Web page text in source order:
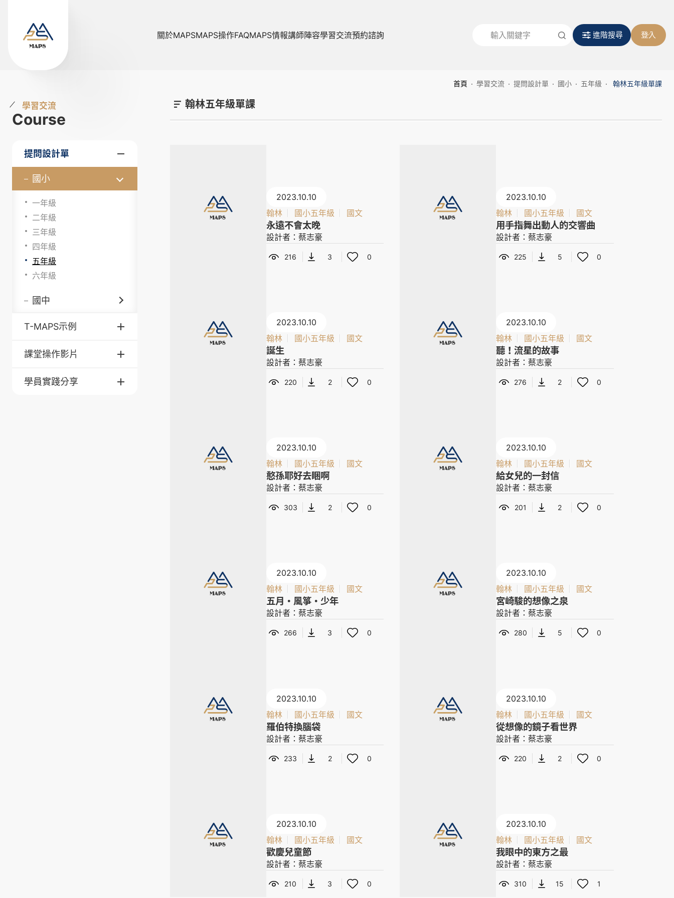
關於MAPSMAPS操作FAQMAPS情報講師陣容學習交流預約諮詢 進階搜尋 登入
首頁 學習交流 提問設計單 國小 五年級 翰林五年級單課
學習交流
Course
提問設計單
國小
一年級
二年級
三年級
四年級
五年級
六年級
國中
T-MAPS示例
課堂操作影片
學員實踐分享
翰林五年級單課
2023.10.10
翰林
國小五年級 國文
永遠不會太晚
設計者：蔡志豪
216 3 0
2023.10.10
翰林
國小五年級 國文
用手指舞出動人的交響曲
設計者：蔡志豪
225 5 0
2023.10.10
翰林
國小五年級 國文
誕生
設計者：蔡志豪
220 2 0
2023.10.10
翰林
國小五年級 國文
聽！流星的故事
設計者：蔡志豪
276 2 0
2023.10.10
翰林
國小五年級 國文
憨孫耶好去睏啊
設計者：蔡志豪
303 2 0
2023.10.10
翰林
國小五年級 國文
給女兒的一封信
設計者：蔡志豪
201 2 0
2023.10.10
翰林
國小五年級 國文
五月・風箏・少年
設計者：蔡志豪
266 3 0
2023.10.10
翰林
國小五年級 國文
宮崎駿的想像之泉
設計者：蔡志豪
280 5 0
2023.10.10
翰林
國小五年級 國文
羅伯特換腦袋
設計者：蔡志豪
233 2 0
2023.10.10
翰林
國小五年級 國文
從想像的鏡子看世界
設計者：蔡志豪
220 2 0
2023.10.10
翰林
國小五年級 國文
歡慶兒童節
設計者：蔡志豪
210 3 0
2023.10.10
翰林
國小五年級 國文
我眼中的東方之最
設計者：蔡志豪
310 15 1